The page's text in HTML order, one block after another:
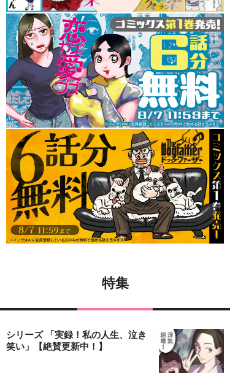
特集
シリーズ 「実録！私の人生、泣き
笑い」【絶賛更新中！】